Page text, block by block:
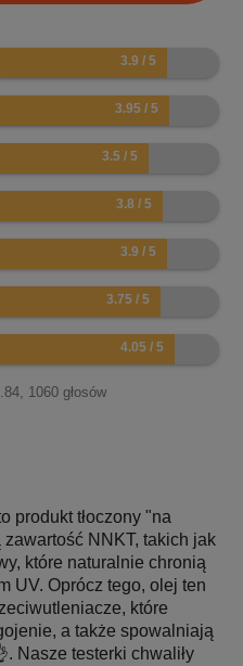
, 1060 głosów
produkt tłoczony "na
NNKT, takich jak
które naturalnie chronią
UV. Oprócz tego, olej ten
które
a także spowalniają
Nasze testerki chwaliły